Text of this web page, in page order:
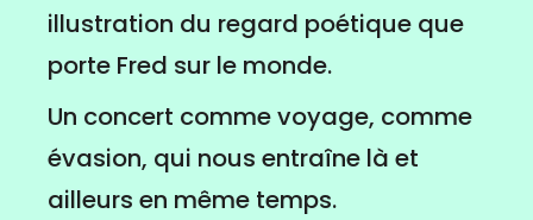
illustration du regard poétique que
porte Fred sur le monde.
Un concert comme voyage, comme
évasion, qui nous entraîne là et
ailleurs en même temps.